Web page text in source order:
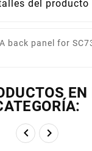
del producto
back panel for
 